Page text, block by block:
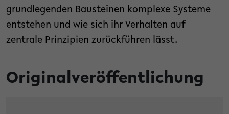
grundlegenden Bausteinen komplexe Systeme
entstehen und wie sich ihr Verhalten auf
zentrale Prinzipien zurückführen lässt.
Originalveröffentlichung